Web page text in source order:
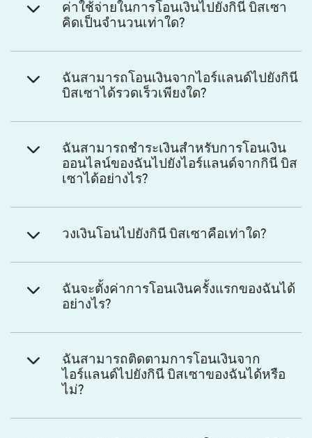
ค่าใช้จ่ายในการโอนเงินไปยังกินี บิสเซา
คิดเป็นจำนวนเท่าใด?
ฉันสามารถโอนเงินจากไอร์แลนด์ไปยังกินี
บิสเซาได้รวดเร็วเพียงใด?
ฉันสามารถชำระเงินสำหรับการโอนเงิน
ออนไลน์ของฉันไปยังไอร์แลนด์จากกินี บิส
เซาได้อย่างไร?
วงเงินโอนไปยังกินี บิสเซาคือเท่าใด?
ฉันจะตั้งค่าการโอนเงินครั้งแรกของฉันได้
อย่างไร?
ฉันสามารถติดตามการโอนเงินจาก
ไอร์แลนด์ไปยังกินี บิสเซาของฉันได้หรือ
ไม่?